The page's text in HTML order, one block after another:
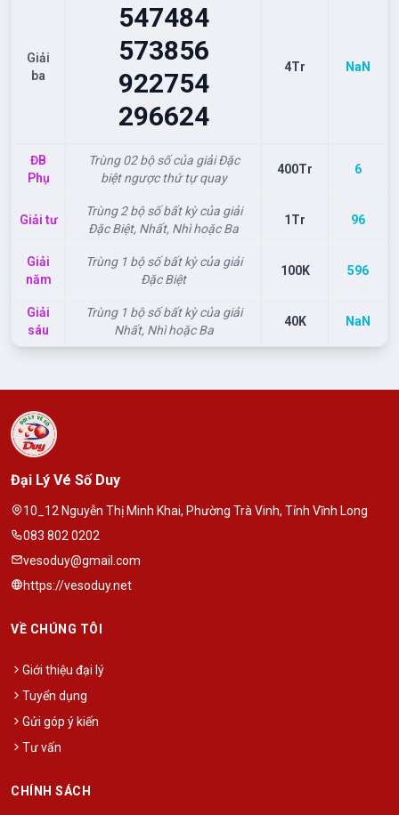
Giải
ba
547484
573856
922754
296624
4Tr NaN
ĐB
Phụ
Trùng 02 bộ số của giải Đặc
biệt ngược thứ tự quay
400Tr 6
Giải tư
Trùng 2 bộ số bất kỳ của giải
Đặc Biệt, Nhất, Nhì hoặc Ba
1Tr 96
Giải
năm
Trùng 1 bộ số bất kỳ của giải
Đặc Biệt
100K 596
Giải
sáu
Trùng 1 bộ số bất kỳ của giải
Nhất, Nhì hoặc Ba
40K NaN
Đại Lý Vé Số Duy
10_12 Nguyễn Thị Minh Khai, Phường Trà Vinh, Tỉnh Vĩnh Long
083 802 0202
vesoduy@gmail.com
https://vesoduy.net
VỀ CHÚNG TÔI
Giới thiệu đại lý
Tuyển dụng
Gửi góp ý kiến
Tư vấn
CHÍNH SÁCH